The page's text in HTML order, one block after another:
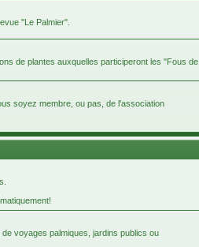
"Le Palmier".
de plantes auxquelles participeront les "Fous de
soyez membre, ou pas, de l'association
voyages palmiques, jardins publics ou